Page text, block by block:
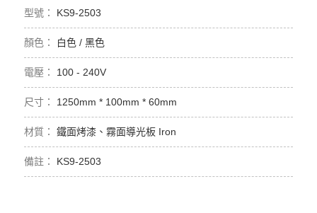
KS9-2503
白色 / 黑色
100 - 240V
1250mm * 100mm * 60mm
鐵面烤漆、霧面導光板 Iron
KS9-2503